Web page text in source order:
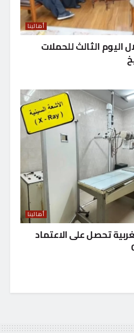
أهالينا
خلال اليوم الثالث للحملات
أهالينا
تحصل على الاعتماد